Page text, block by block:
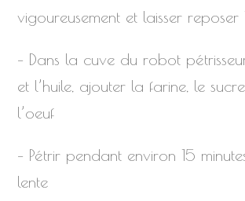
vigoureusement et laisser reposer
– Dans la cuve du robot
et l’huile, ajouter la farine, le
l’oeuf
– Pétrir pendant environ 15
lente